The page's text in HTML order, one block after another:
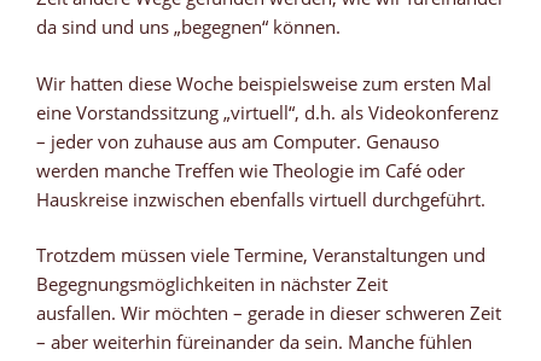
da sind und uns „begegnen“ können.
Wir hatten diese Woche beispielsweise zum ersten Mal
eine Vorstandssitzung „virtuell“, d.h. als Videokonferenz
– jeder von zuhause aus am Computer. Genauso
werden manche Treffen wie Theologie im Café oder
Hauskreise inzwischen ebenfalls virtuell durchgeführt.
Trotzdem müssen viele Termine, Veranstaltungen und
Begegnungsmöglichkeiten in nächster Zeit
ausfallen. Wir möchten – gerade in dieser schweren Zeit
– aber weiterhin füreinander da sein. Manche fühlen